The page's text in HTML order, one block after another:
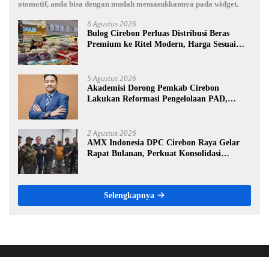
otomotif, anda bisa dengan mudah memasukkannya pada widget.
6 Agustus 2026
Bulog Cirebon Perluas Distribusi Beras
Premium ke Ritel Modern, Harga Sesuai
5 Agustus 2026
Akademisi Dorong Pemkab Cirebon
Lakukan Reformasi Pengelolaan PAD,
2 Agustus 2026
AMX Indonesia DPC Cirebon Raya Gelar
Rapat Bulanan, Perkuat Konsolidasi
Selengkapnya